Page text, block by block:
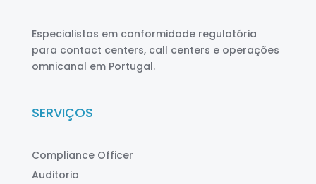
Especialistas em conformidade regulatória
para contact centers, call centers e operações
omnicanal em Portugal.
SERVIÇOS
Compliance Officer
Auditoria